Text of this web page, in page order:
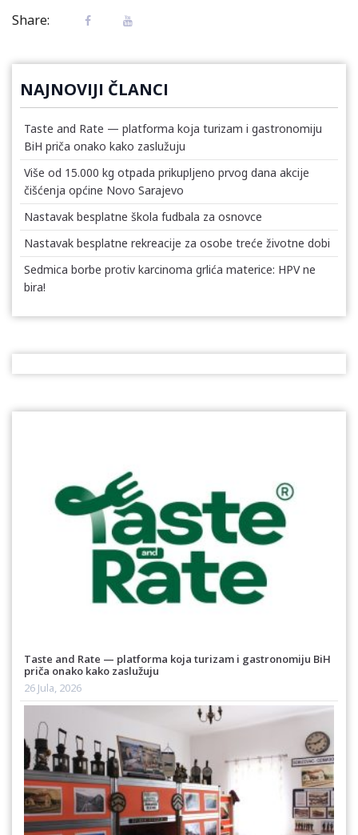
Share:
NAJNOVIJI ČLANCI
Taste and Rate — platforma koja turizam i gastronomiju
BiH priča onako kako zaslužuju
Više od 15.000 kg otpada prikupljeno prvog dana akcije
čišćenja općine Novo Sarajevo
Nastavak besplatne škola fudbala za osnovce
Nastavak besplatne rekreacije za osobe treće životne dobi
Sedmica borbe protiv karcinoma grlića materice: HPV ne
bira!
Taste and Rate — platforma koja turizam i gastronomiju BiH
priča onako kako zaslužuju
26 Jula, 2026